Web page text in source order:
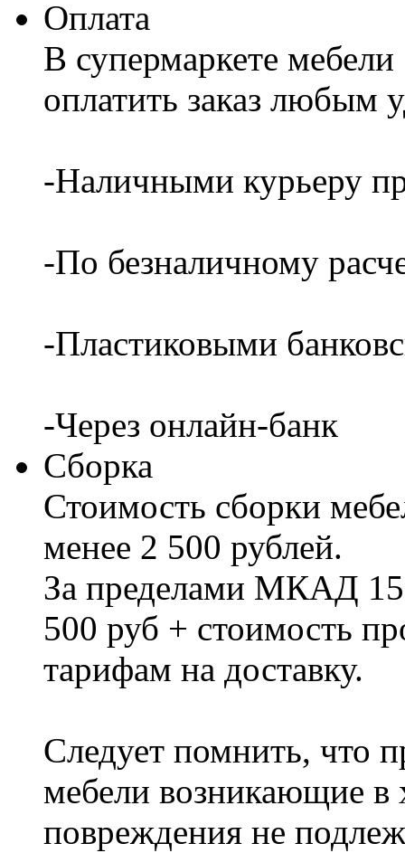
Оплата
В супермаркете
оплатить заказ любым
-Наличными курьеру
-По безналичному
-Пластиковыми
-Через онлайн-банк
Сборка
Стоимость сборки
менее 2 500 рублей.
За пределами МКАД
500 руб + стоимость
тарифам на доставку.
Следует помнить, что
мебели возникающие в
повреждения не